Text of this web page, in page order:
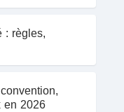
: règles,
en 2026